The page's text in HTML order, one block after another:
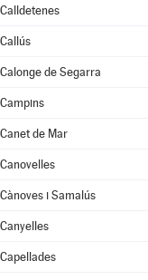
Calldetenes
Callús
Calonge de Segarra
Campins
Canet de Mar
Canovelles
Cànoves i Samalús
Canyelles
Capellades